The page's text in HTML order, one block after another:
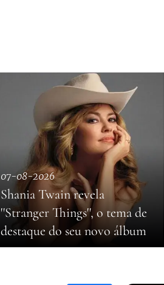
07-08-2026
Shania Twain revela
''Stranger Things'', o tema de
destaque do seu novo álbum